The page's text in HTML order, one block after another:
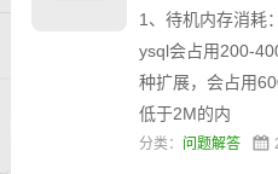
1、待机内存消耗
ysql会占用200-
种扩展，会占用
低于2M的内
分类： 问题解答